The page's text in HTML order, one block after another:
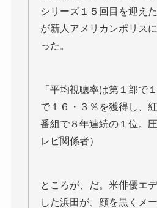
シリーズ１５回目を迎え
が新人アメリカンポリス
った。
「平均視聴率は第１部で
で１６・３％を獲得し、
番組で８年連続の１位。
レビ関係者）
ところが、だ。米俳優エ
した浜田が、顔を黒くメ